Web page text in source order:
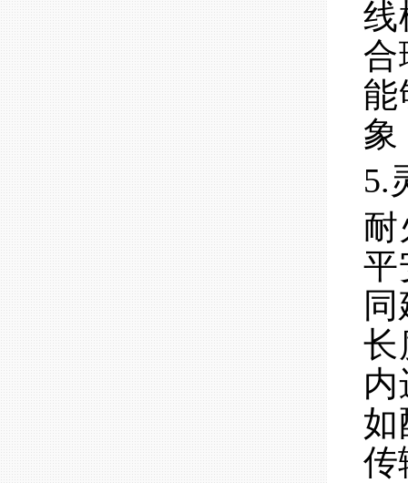
线
合
能
象
5.
耐
平
长
如
传